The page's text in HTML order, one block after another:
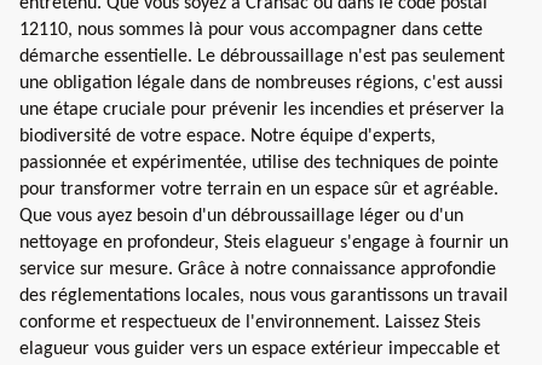
12110, nous sommes là pour vous accompagner dans cette
démarche essentielle. Le débroussaillage n'est pas seulement
une obligation légale dans de nombreuses régions, c'est aussi
une étape cruciale pour prévenir les incendies et préserver la
biodiversité de votre espace. Notre équipe d'experts,
passionnée et expérimentée, utilise des techniques de pointe
pour transformer votre terrain en un espace sûr et agréable.
Que vous ayez besoin d'un débroussaillage léger ou d'un
nettoyage en profondeur, Steis elagueur s'engage à fournir un
service sur mesure. Grâce à notre connaissance approfondie
des réglementations locales, nous vous garantissons un travail
conforme et respectueux de l'environnement. Laissez Steis
elagueur vous guider vers un espace extérieur impeccable et